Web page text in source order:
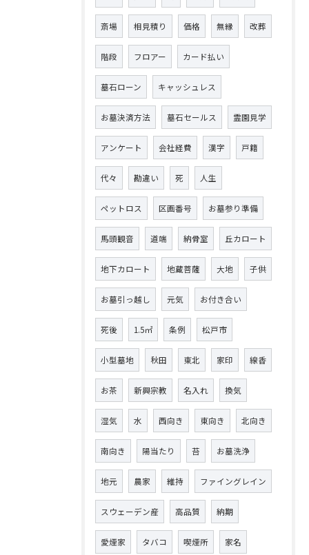
斎場 相見積り 価格 無縁 改葬
階段 フロアー カード払い
墓石ローン キャッシュレス
お墓決済方法 墓石セールス 霊園見学
アンケート 会社経費 漢字 戸籍
代々 勘違い 死 人生
ペットロス 区画番号 お墓参り準備
馬頭観音 道端 納骨室 丘カロート
地下カロート 地蔵菩薩 大地 子供
お墓引っ越し 元気 お付き合い
死後 1.5㎡ 条例 松戸市
小型墓地 秋田 東北 家印 線香
お茶 新興宗教 名入れ 換気
湿気 水 西向き 東向き 北向き
南向き 陽当たり 苔 お墓洗浄
地元 農家 維持 ファイングレイン
スウェーデン産 高品質 納期
愛煙家 タバコ 喫煙所 家名